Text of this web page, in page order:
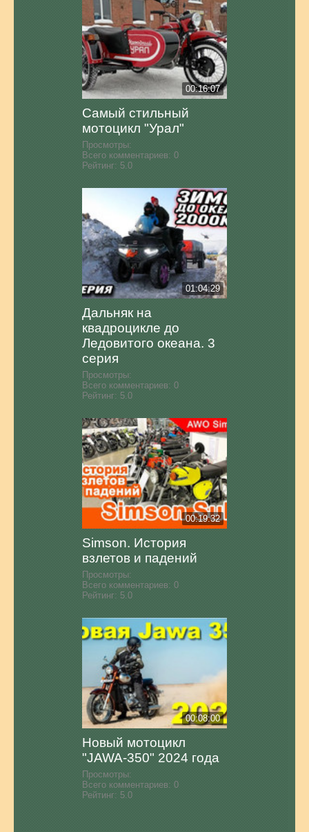
00:16:07
Самый стильный
мотоцикл "Урал"
Просмотры:
Всего комментариев: 0
Рейтинг: 5.0
01:04:29
Дальняк на
квадроцикле до
Ледовитого океана. 3
серия
Просмотры:
Всего комментариев: 0
Рейтинг: 5.0
00:19:32
Simson. История
взлетов и падений
Просмотры:
Всего комментариев: 0
Рейтинг: 5.0
00:08:00
Новый мотоцикл
"JAWA-350" 2024 года
Просмотры:
Всего комментариев: 0
Рейтинг: 5.0